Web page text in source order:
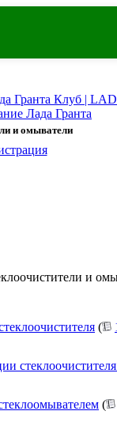
Гранта Клуб |
Лада Гранта
и омыватели
и
(
(